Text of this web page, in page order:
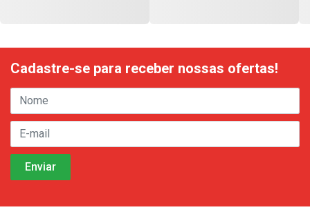
Cadastre-se para receber nossas ofertas!